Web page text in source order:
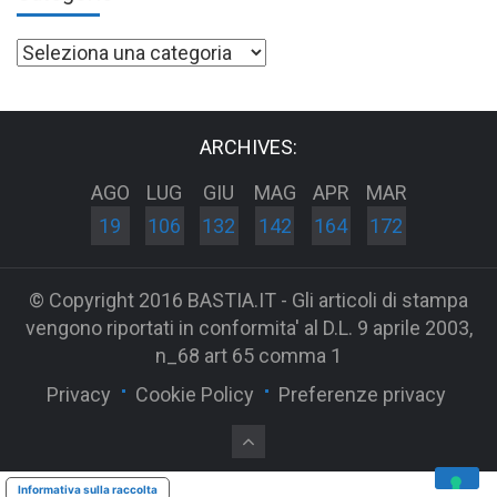
Categorie
ARCHIVES:
AGO
19
LUG
106
GIU
132
MAG
142
APR
164
MAR
172
© Copyright 2016 BASTIA.IT - Gli articoli di stampa
vengono riportati in conformita' al D.L. 9 aprile 2003,
n_68 art 65 comma 1
Privacy
Cookie Policy Preferenze privacy
Informativa sulla raccolta